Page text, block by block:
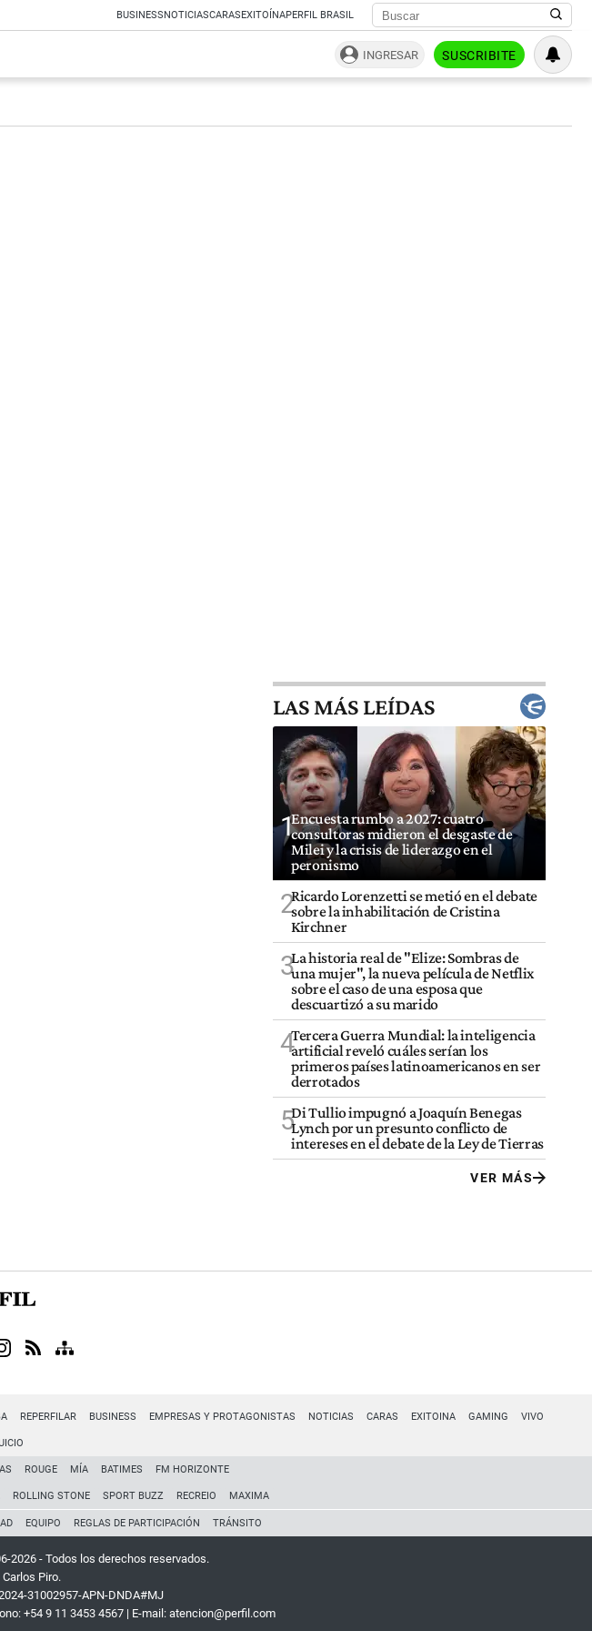
BUSINESSNOTICIASCARASEXITOÍNAPERFIL BRASIL
INGRESAR SUSCRIBITE
LAS MÁS LEÍDAS
1Encuesta rumbo a 2027: cuatro
consultoras midieron el desgaste de
Milei y la crisis de liderazgo en el
peronismo
2Ricardo Lorenzetti se metió en el debate
sobre la inhabilitación de Cristina
Kirchner
3La historia real de "Elize: Sombras de
una mujer", la nueva película de Netflix
sobre el caso de una esposa que
descuartizó a su marido
4Tercera Guerra Mundial: la inteligencia
artificial reveló cuáles serían los
primeros países latinoamericanos en ser
derrotados
5Di Tullio impugnó a Joaquín Benegas
Lynch por un presunto conflicto de
intereses en el debate de la Ley de Tierras
VER MÁS
REPERFILAR BUSINESS EMPRESAS Y PROTAGONISTAS NOTICIAS CARAS EXITOINA GAMING VIVO
ROUGE MÍA BATIMES FM HORIZONTE
ROLLING STONE SPORT BUZZ RECREIO MAXIMA
EQUIPO REGLAS DE PARTICIPACIÓN TRÁNSITO
2026 - Todos los derechos reservados.
Piro.
31002957-APN-DNDA#MJ
+54 9 11 3453 4567| E-mail: atencion@perfil.com